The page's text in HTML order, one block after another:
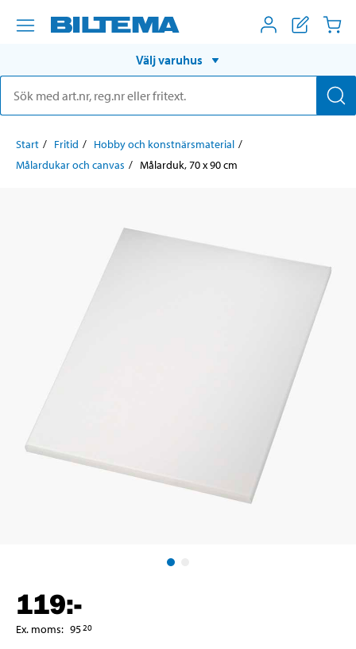
Välj varuhus
Start Fritid
Hobby och konstnärsmaterial
Målardukar och canvas
Målarduk, 70 x 90 cm
119:-
Ex. moms: 9520